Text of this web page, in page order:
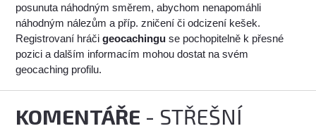
posunuta náhodným směrem, abychom nenapomáhli
náhodným nálezům a příp. zničení či odcizení kešek.
Registrovaní hráčigeocachingu se pochopitelně k přesné
pozici a dalším informacím mohou dostat na svém
geocaching profilu.
KOMENTÁŘE - STŘEŠNÍ